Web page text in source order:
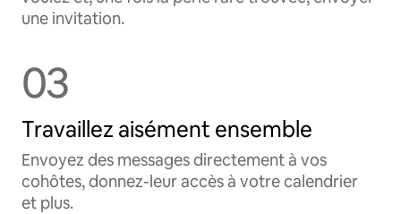
une invitation.
03
Travaillez aisément ensemble
Envoyez des messages directement à vos
cohôtes, donnez-leur accès à votre calendrier
et plus.